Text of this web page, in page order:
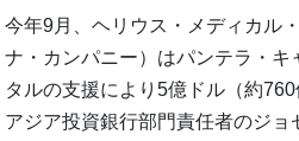
今年9月、ヘリウス・メディカル
ナ・カンパニー）はパンテラ・
タルの支援により5億ドル（約
アジア投資銀行部門責任者のジョ